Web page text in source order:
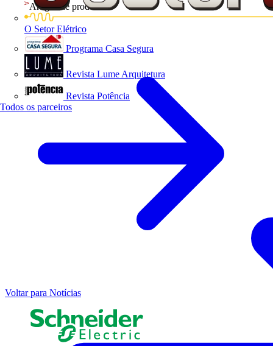
O Setor Elétrico
Programa Casa Segura
Revista Lume Arquitetura
Revista Potência
Todos os parceiros
Artigos de produto
Voltar para Notícias